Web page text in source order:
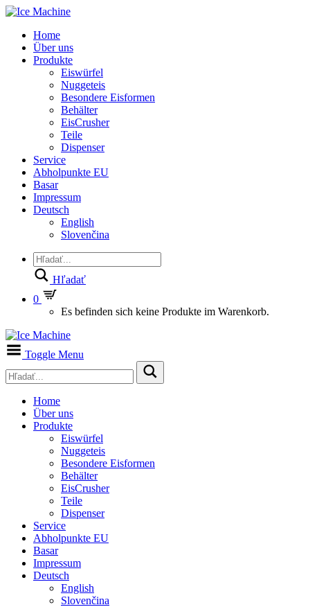
Home
Über uns
Produkte
Eiswürfel
Nuggeteis
Besondere Eisformen
Behälter
EisCrusher
Teile
Dispenser
Service
Abholpunkte EU
Basar
Impressum
Deutsch
English
Slovenčina
Hľadať
0
Es befinden sich keine Produkte im Warenkorb.
Toggle Menu
Home
Über uns
Produkte
Eiswürfel
Nuggeteis
Besondere Eisformen
Behälter
EisCrusher
Teile
Dispenser
Service
Abholpunkte EU
Basar
Impressum
Deutsch
English
Slovenčina